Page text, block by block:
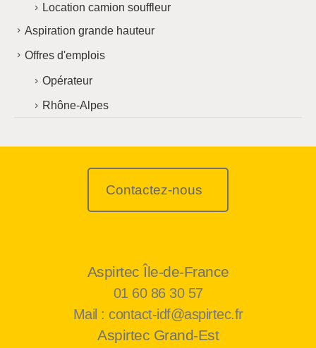
Location camion souffleur
Aspiration grande hauteur
Offres d'emplois
Opérateur
Rhône-Alpes
Contactez-nous
Aspirtec Île-de-France
01 60 86 30 57
Mail : contact-idf@aspirtec.fr
Aspirtec Grand-Est